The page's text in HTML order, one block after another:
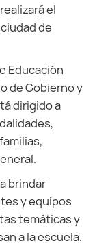
el
de
Educación
de Gobierno y
dirigido a
brindar
y equipos
temáticas y
a la escuela.